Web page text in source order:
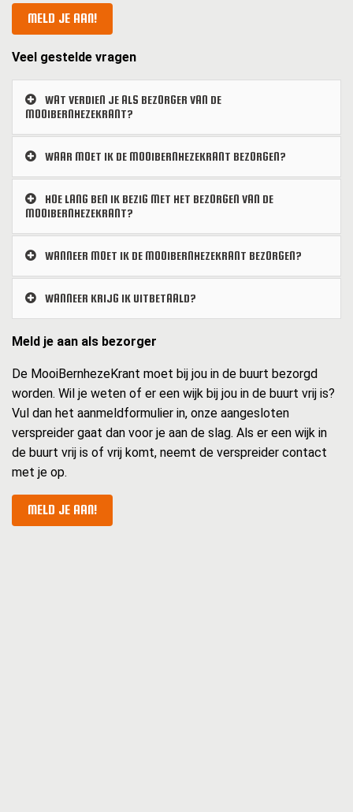
MELD JE AAN!
Veel gestelde vragen
WAT VERDIEN JE ALS BEZORGER VAN DE
MOOIBERNHEZEKRANT?
WAAR MOET IK DE MOOIBERNHEZEKRANT BEZORGEN?
HOE LANG BEN IK BEZIG MET HET BEZORGEN VAN DE
MOOIBERNHEZEKRANT?
WANNEER MOET IK DE MOOIBERNHEZEKRANT BEZORGEN?
WANNEER KRIJG IK UITBETAALD?
Meld je aan als bezorger
De MooiBernhezeKrant moet bij jou in de buurt bezorgd
worden. Wil je weten of er een wijk bij jou in de buurt vrij is?
Vul dan het aanmeldformulier in, onze aangesloten
verspreider gaat dan voor je aan de slag. Als er een wijk in
de buurt vrij is of vrij komt, neemt de verspreider contact
met je op.
MELD JE AAN!